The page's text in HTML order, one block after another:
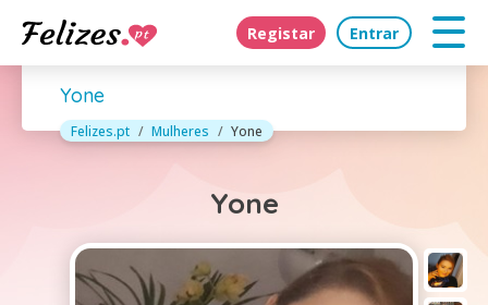
Registar Entrar
Yone
Felizes.pt Mulheres Yone
Yone